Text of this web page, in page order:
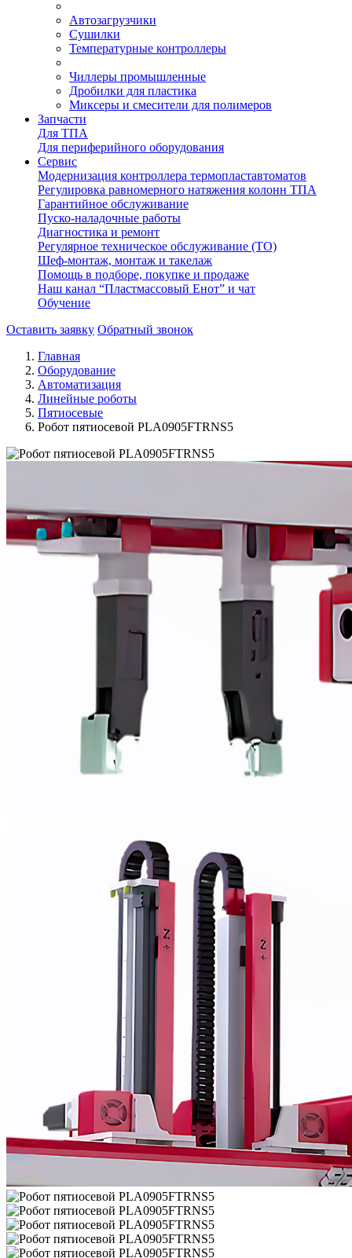
Автозагрузчики
Сушилки
Температурные контроллеры
Чиллеры промышленные
Дробилки для пластика
Миксеры и смесители для полимеров
Запчасти
Для ТПА
Для периферийного оборудования
Сервис
Модернизация контроллера термопластавтоматов
Регулировка равномерного натяжения колонн ТПА
Гарантийное обслуживание
Пуско-наладочные работы
Диагностика и ремонт
Регулярное техническое обслуживание (ТО)
Шеф-монтаж, монтаж и такелаж
Помощь в подборе, покупке и продаже
Наш канал “Пластмассовый Енот” и чат
Обучение
Оставить заявку Обратный звонок
Главная
Оборудование
Автоматизация
Линейные роботы
Пятиосевые
Робот пятиосевой PLA0905FTRNS5